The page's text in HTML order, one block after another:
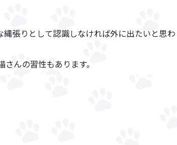
縄張りとして認識しなければ外に出たいと思わ
さんの習性もあります。